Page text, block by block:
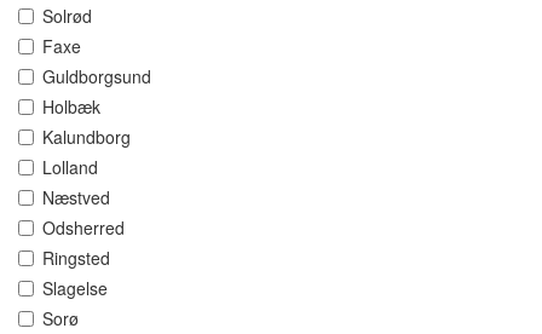
Solrød
Faxe
Guldborgsund
Holbæk
Kalundborg
Lolland
Næstved
Odsherred
Ringsted
Slagelse
Sorø